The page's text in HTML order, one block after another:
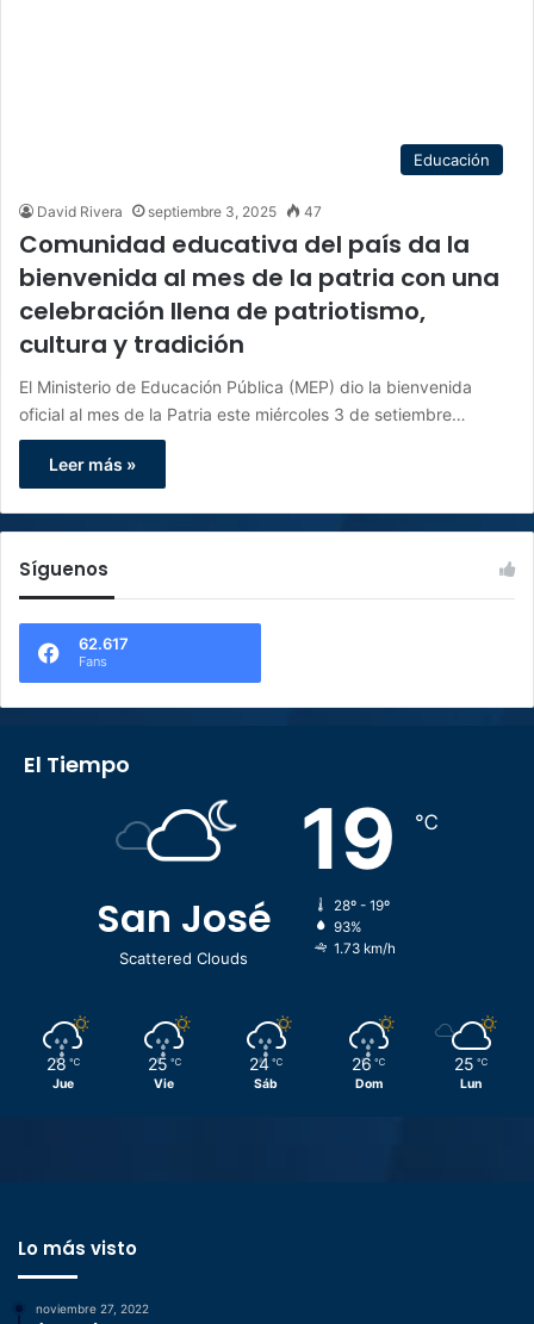
Educación
David Rivera septiembre 3, 2025 47
Comunidad educativa del país da la
bienvenida al mes de la patria con una
celebración llena de patriotismo,
cultura y tradición
El Ministerio de Educación Pública (MEP) dio la bienvenida
oficial al mes de la Patria este miércoles 3 de setiembre…
Leer más »
Síguenos
62.617
Fans
El Tiempo
San José
Scattered Clouds
19 ℃
28º - 19º
93%
1.73 km/h
28 ℃
Jue
25 ℃
Vie
24 ℃
Sáb
26 ℃
Dom
25 ℃
Lun
Lo más visto
noviembre 27, 2022